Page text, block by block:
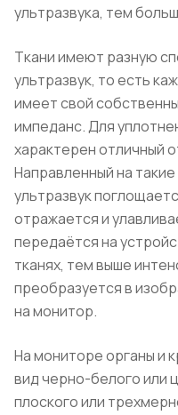
ультразвука, тем
Ткани имеют разную
ультразвук, то есть
имеет свой
импеданс. Для
характерен отличный
Направленный на
ультразвук
отражается и
передаётся на
тканях, тем выше
преобразуется в
на монитор.
На мониторе органы и
вид черно-белого или
плоского или